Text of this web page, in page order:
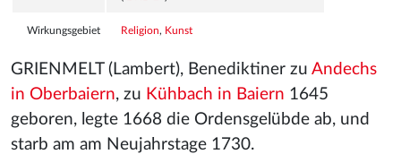
Wirkungsgebiet Religion, Kunst
GRIENMELT (Lambert), Benediktiner zu Andechs
in Oberbaiern, zu Kühbach in Baiern 1645
geboren, legte 1668 die Ordensgelübde ab, und
starb am am Neujahrstage 1730.